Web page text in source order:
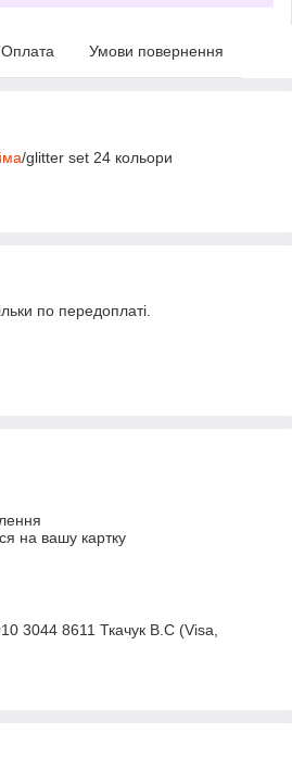
Оплата Умови повернення
/glitter set 24 кольори
по передоплаті.
на вашу картку
3044 8611 Ткачук В.С (Visa,